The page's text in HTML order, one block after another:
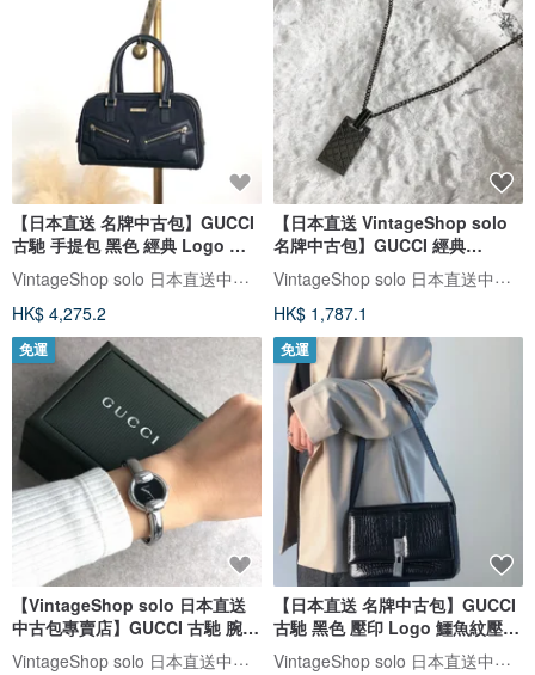
【日本直送 名牌中古包】GUCCI
古馳 手提包 黑色 經典 Logo 帆
布 迷你波士頓包 vintage 古著
zw2fwz
VintageShop solo 日本直送中古包專賣店
HK$ 4,275.2
【日本直送 VintageShop solo
名牌中古包】GUCCI 經典
Diamante 鑽石紋 頸鍊 黑色 方形
925 純銀 vintage 古董 jtj54k
VintageShop solo 日本直送中古包專賣店
HK$ 1,787.1
免運
【VintageShop solo 日本直送
中古包專賣店】GUCCI 古馳 腕錶
銀色 圓形 不鏽鋼 1400L vintage
VintageShop solo 日本直送中古包專賣店
免運
【日本直送 名牌中古包】GUCCI
古馳 黑色 壓印 Logo 鱷魚紋壓紋
壓花 復古斜背包 vintage is2idcVintageShop solo 日本直送中古包專賣店